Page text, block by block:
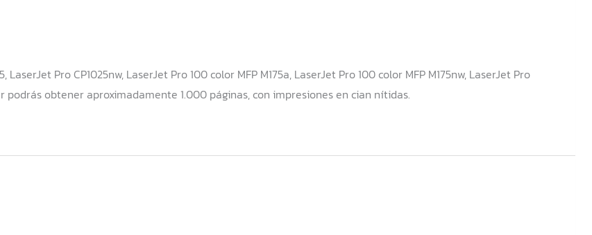
Pro CP1025nw, LaserJet Pro 100 color MFP M175a, LaserJet Pro 100 color MFP M175nw, LaserJet Pro
podrás obtener aproximadamente 1.000 páginas, con impresiones en cian nítidas.